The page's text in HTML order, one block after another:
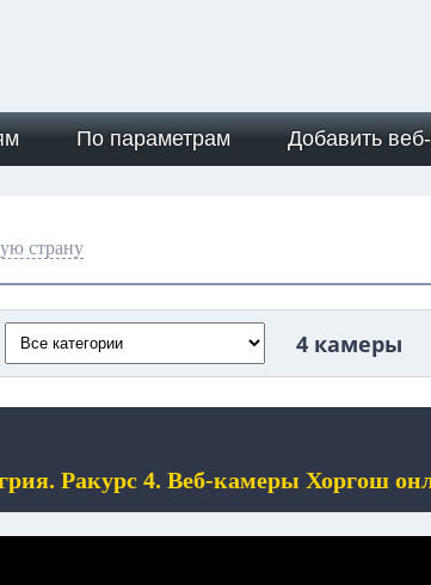
По параметрам Добавить
страну
4 камеры
Ракурс 4. Веб-камеры Хоргош